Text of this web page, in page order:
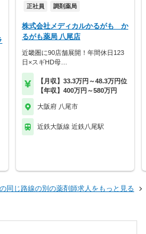
正社員 調剤薬局
株式会社メディカルかるがも か
るがも薬局 八尾店
近畿圏に90店舗展開！年間休日123
日×スギHD母…
【月収】33.3万円～48.3万円位
【年収】400万円～580万円
大阪府 八尾市
近鉄大阪線 近鉄八尾駅
同じ路線の別の薬剤師求人をもっと見る